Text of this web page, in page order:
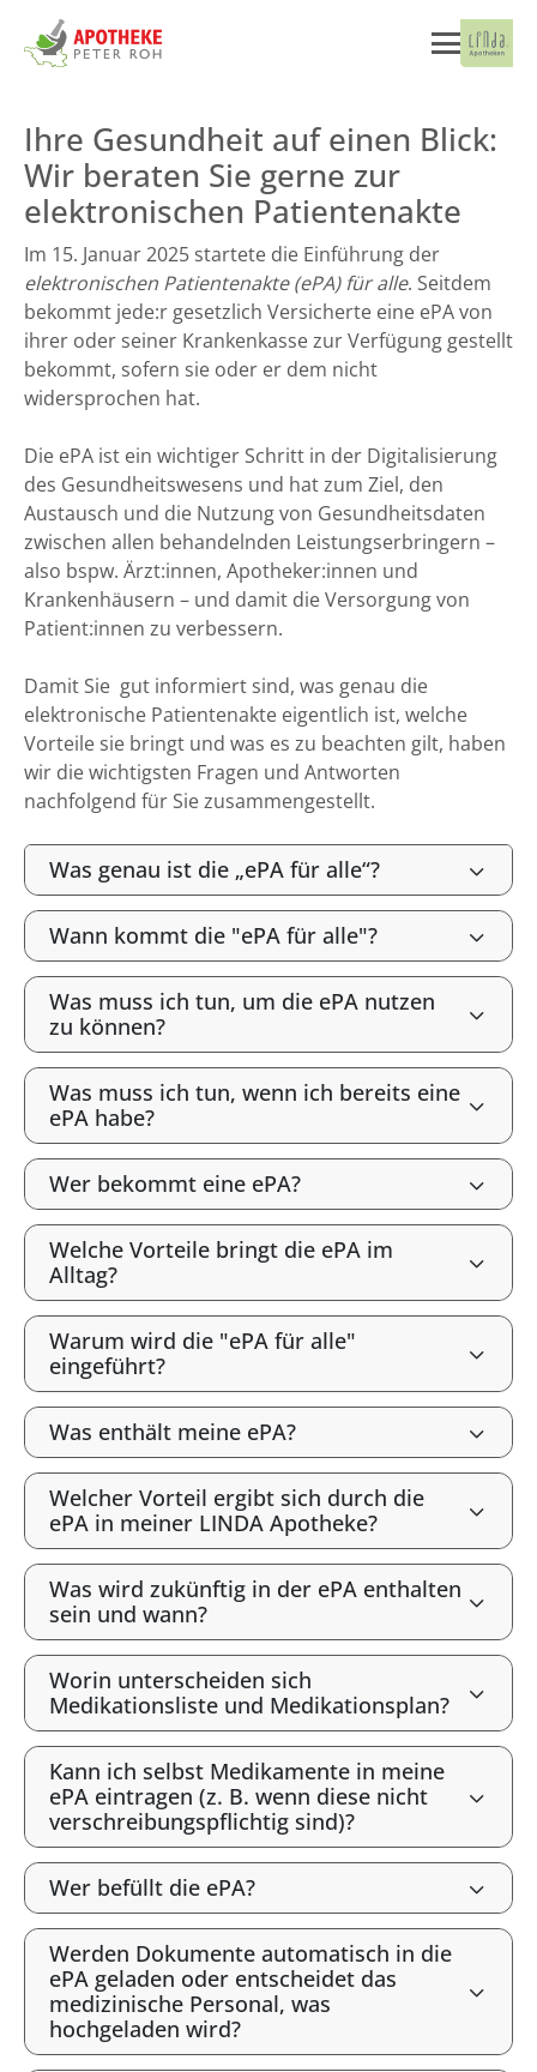
Ihre Gesundheit auf einen Blick:
Wir beraten Sie gerne zur
elektronischen Patientenakte
Im 15. Januar 2025 startete die Einführung der
elektronischen Patientenakte (ePA) für alle. Seitdem
bekommt jede:r gesetzlich Versicherte eine ePA von
ihrer oder seiner Krankenkasse zur Verfügung gestellt
bekommt, sofern sie oder er dem nicht
widersprochen hat.
Die ePA ist ein wichtiger Schritt in der Digitalisierung
des Gesundheitswesens und hat zum Ziel, den
Austausch und die Nutzung von Gesundheitsdaten
zwischen allen behandelnden Leistungserbringern –
also bspw. Ärzt:innen, Apotheker:innen und
Krankenhäusern – und damit die Versorgung von
Patient:innen zu verbessern.
Damit Sie gut informiert sind, was genau die
elektronische Patientenakte eigentlich ist, welche
Vorteile sie bringt und was es zu beachten gilt, haben
wir die wichtigsten Fragen und Antworten
nachfolgend für Sie zusammengestellt.
Was genau ist die „ePA für alle“?
Wann kommt die "ePA für alle"?
Was muss ich tun, um die ePA nutzen
zu können?
Was muss ich tun, wenn ich bereits eine
ePA habe?
Wer bekommt eine ePA?
Welche Vorteile bringt die ePA im
Alltag?
Warum wird die "ePA für alle"
eingeführt?
Was enthält meine ePA?
Welcher Vorteil ergibt sich durch die
ePA in meiner LINDA Apotheke?
Was wird zukünftig in der ePA enthalten
sein und wann?
Worin unterscheiden sich
Medikationsliste und Medikationsplan?
Kann ich selbst Medikamente in meine
ePA eintragen (z. B. wenn diese nicht
verschreibungspflichtig sind)?
Wer befüllt die ePA?
Werden Dokumente automatisch in die
ePA geladen oder entscheidet das
medizinische Personal, was
hochgeladen wird?